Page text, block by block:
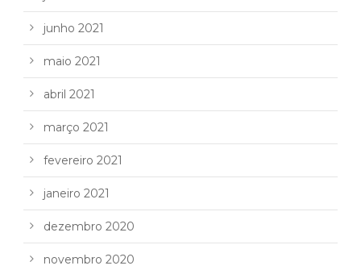
junho 2021
maio 2021
abril 2021
março 2021
fevereiro 2021
janeiro 2021
dezembro 2020
novembro 2020